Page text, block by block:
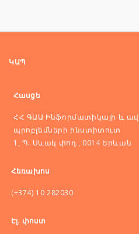
ԿԱՊ
Հասցե
ՀՀ ԳԱԱ Ինֆորմատիկայի և
պրոբլեմների ինստիտուտ
1, Պ. Սևակ փող., 0014 Երևան
Հեռախոս
(+374) 10 282030
Էլ. փոստ